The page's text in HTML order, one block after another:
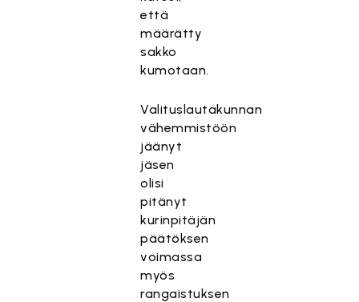
että
määrätty
sakko
kumotaan.
Valituslautakunnan
vähemmistöön
jäänyt
jäsen
olisi
pitänyt
kurinpitäjän
päätöksen
voimassa
myös
rangaistuksen